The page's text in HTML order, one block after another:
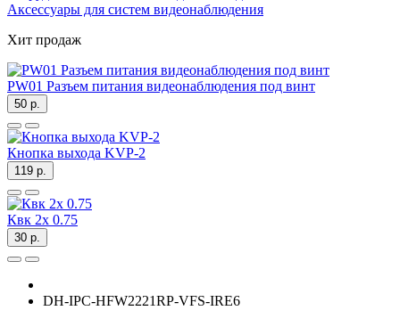
Аксессуары для систем видеонаблюдения
Хит продаж
PW01 Разъем питания видеонаблюдения под винт
50 р.
Кнопка выхода KVP-2
119 р.
Квк 2х 0.75
30 р.
DH-IPC-HFW2221RP-VFS-IRE6